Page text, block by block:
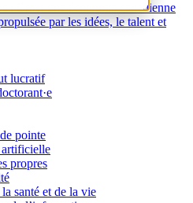
: Créer une économie canadienne
par les idées, le talent et
lucratif
pointe
propres
santé et de la vie